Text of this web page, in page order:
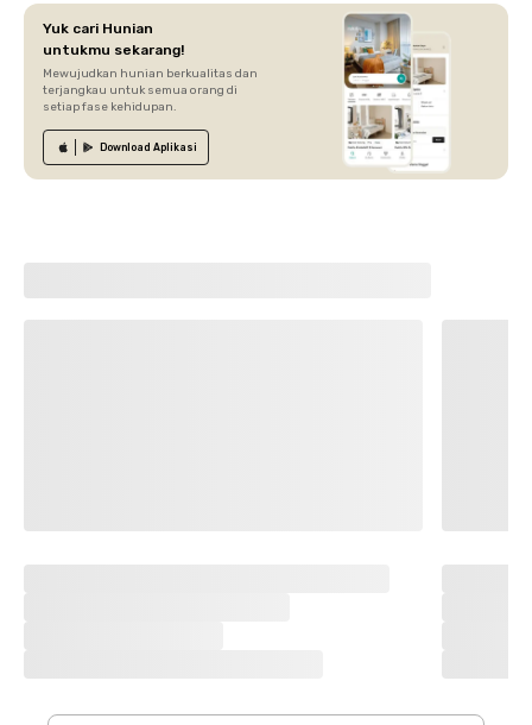
Yuk cari Hunian
untukmu sekarang!
Mewujudkan hunian berkualitas dan
terjangkau untuk semua orang di
setiap fase kehidupan.
Download Aplikasi